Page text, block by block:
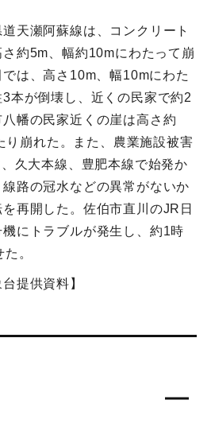
天瀬阿蘇線は、コンクリート
約5m、幅約10mにわたって崩
は、高さ10m、幅10mにわた
本が倒壊し、近くの民家で約2
幡の民家近くの崖は高さ約
り崩れた。また、農業施設被害
久大本線、豊肥本線で始発か
路の冠水などの異常がないか
再開した。佐伯市直川のJR日
にトラブルが発生し、約1時
。
提供資料】